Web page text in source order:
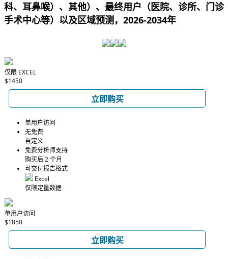
科、耳鼻喉）、其他）、最终用户（医院、诊所、门诊
手术中心等）以及区域预测，2026-2034年
仅限 EXCEL
$1450
立即购买
单用户访问
无免费
自定义
免费分析师支持
购买后 2 个月
可交付报告格式
Excel
仅限定量数据
单用户访问
$1850
立即购买